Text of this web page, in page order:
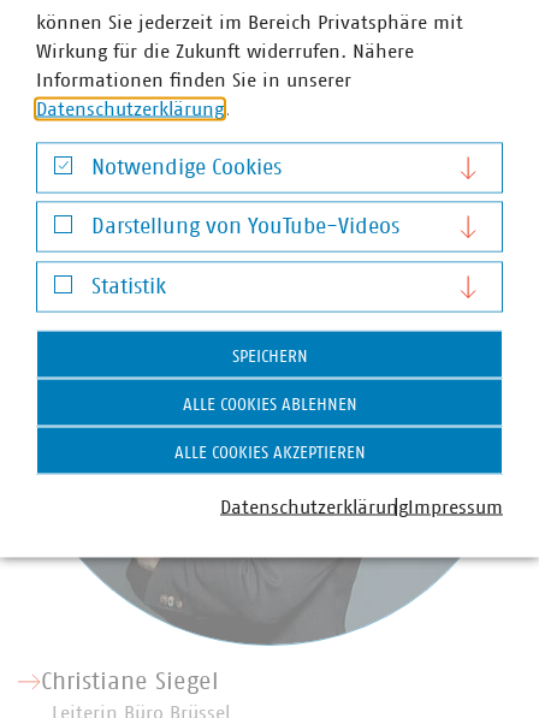
Bereichsleiterin Umweltpolitik
+49 30 58580-153
steinbach(at)vku(dot)de
Christiane Siegel
Leiterin Büro Brüssel
können Sie jederzeit im Bereich Privatsphäre mit
Wirkung für die Zukunft widerrufen. Nähere
Informationen finden Sie in unserer
Datenschutzerklärung
Notwendige Cookies
Notwendige Cookies
Darstellung von YouTube-Videos
Darstellung von YouTube-Videos
Statistik
Statistik
SPEICHERN
ALLE COOKIES ABLEHNEN
ALLE COOKIES AKZEPTIEREN
DatenschutzerklärungImpressum